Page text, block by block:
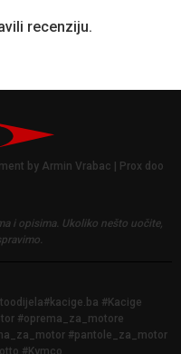
recenziju.
by Armin Vrabac | Prox doo
i opisima. Ukoliko nešto uočite,
#Kacige
#oprema_za_motore
#pantole_za_motor
#Kymco